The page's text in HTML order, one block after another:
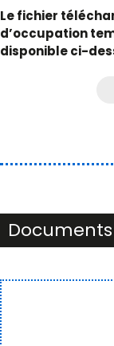
Le fichier
d’occupation
disponible ci-